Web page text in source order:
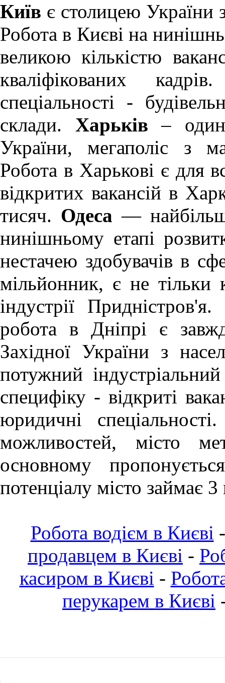
Київ є столицею України
Робота в Києві на
великою кількістю
кваліфікованих
спеціальності -
склади. Харьків –
України, мегаполіс з
Робота в Харькові є для
відкритих вакансій в
тисяч. Одеса —
нинішньому етапі
нестачею здобувачів в
мільйонник, є не тільки
індустрії
робота в Дніпрі є
Західної України з
потужний
специфіку - відкриті
юридичні
можливостей, місто
основному
потенціалу місто займає 3
Робота водієм в Києві
продавцем в Києві -
касиром в Києві -
перукарем в Києві